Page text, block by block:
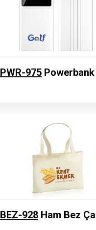
PWR-975 Powerbank
BEZ-928 Ham Bez